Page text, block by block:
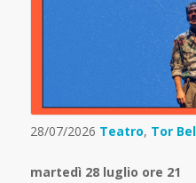
28/07/2026 Teatro, Tor
martedì 28 luglio ore 21